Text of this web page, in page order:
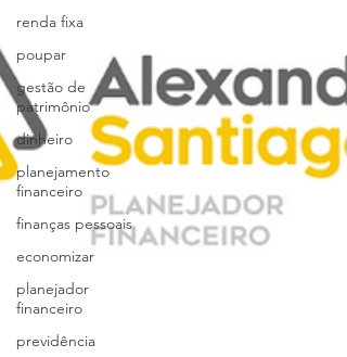
renda fixa
poupar
gestão de
patrimônio
dinheiro
planejamento
financeiro
finanças pessoais
economizar
planejador
financeiro
previdência